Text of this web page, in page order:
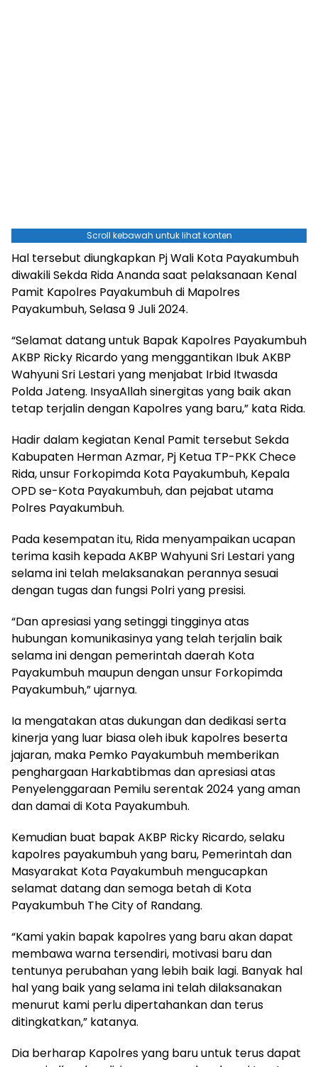
Scroll kebawah untuk lihat konten
Hal tersebut diungkapkan Pj Wali Kota Payakumbuh
diwakili Sekda Rida Ananda saat pelaksanaan Kenal
Pamit Kapolres Payakumbuh di Mapolres
Payakumbuh, Selasa 9 Juli 2024.
“Selamat datang untuk Bapak Kapolres Payakumbuh
AKBP Ricky Ricardo yang menggantikan Ibuk AKBP
Wahyuni Sri Lestari yang menjabat Irbid Itwasda
Polda Jateng. InsyaAllah sinergitas yang baik akan
tetap terjalin dengan Kapolres yang baru,” kata Rida.
Hadir dalam kegiatan Kenal Pamit tersebut Sekda
Kabupaten Herman Azmar, Pj Ketua TP-PKK Chece
Rida, unsur Forkopimda Kota Payakumbuh, Kepala
OPD se-Kota Payakumbuh, dan pejabat utama
Polres Payakumbuh.
Pada kesempatan itu, Rida menyampaikan ucapan
terima kasih kepada AKBP Wahyuni Sri Lestari yang
selama ini telah melaksanakan perannya sesuai
dengan tugas dan fungsi Polri yang presisi.
“Dan apresiasi yang setinggi tingginya atas
hubungan komunikasinya yang telah terjalin baik
selama ini dengan pemerintah daerah Kota
Payakumbuh maupun dengan unsur Forkopimda
Payakumbuh,” ujarnya.
Ia mengatakan atas dukungan dan dedikasi serta
kinerja yang luar biasa oleh ibuk kapolres beserta
jajaran, maka Pemko Payakumbuh memberikan
penghargaan Harkabtibmas dan apresiasi atas
Penyelenggaraan Pemilu serentak 2024 yang aman
dan damai di Kota Payakumbuh.
Kemudian buat bapak AKBP Ricky Ricardo, selaku
kapolres payakumbuh yang baru, Pemerintah dan
Masyarakat Kota Payakumbuh mengucapkan
selamat datang dan semoga betah di Kota
Payakumbuh The City of Randang.
“Kami yakin bapak kapolres yang baru akan dapat
membawa warna tersendiri, motivasi baru dan
tentunya perubahan yang lebih baik lagi. Banyak hal
hal yang baik yang selama ini telah dilaksanakan
menurut kami perlu dipertahankan dan terus
ditingkatkan,” katanya.
Dia berharap Kapolres yang baru untuk terus dapat